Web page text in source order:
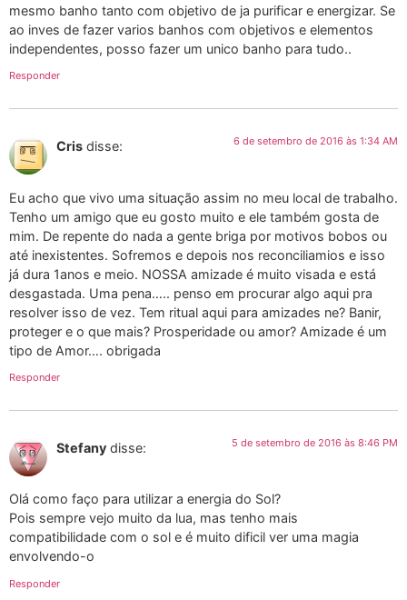
mesmo banho tanto com objetivo de ja purificar e energizar. Se
ao inves de fazer varios banhos com objetivos e elementos
independentes, posso fazer um unico banho para tudo..
Responder
Cris disse: 6 de setembro de 2016 às 1:34 AM
Eu acho que vivo uma situação assim no meu local de trabalho.
Tenho um amigo que eu gosto muito e ele também gosta de
mim. De repente do nada a gente briga por motivos bobos ou
até inexistentes. Sofremos e depois nos reconciliamios e isso
já dura 1anos e meio. NOSSA amizade é muito visada e está
desgastada. Uma pena….. penso em procurar algo aqui pra
resolver isso de vez. Tem ritual aqui para amizades ne? Banir,
proteger e o que mais? Prosperidade ou amor? Amizade é um
tipo de Amor…. obrigada
Responder
Stefany disse: 5 de setembro de 2016 às 8:46 PM
Olá como faço para utilizar a energia do Sol?
Pois sempre vejo muito da lua, mas tenho mais
compatibilidade com o sol e é muito dificil ver uma magia
envolvendo-o
Responder